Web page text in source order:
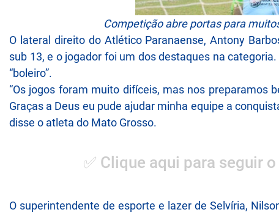
Competição abre portas para
O lateral direito do Atlético Paranaense, Antony
sub 13, e o jogador foi um dos destaques na
“boleiro”.
“Os jogos foram muito difíceis, mas nos preparamos
Graças a Deus eu pude ajudar minha equipe a
disse o atleta do Mato Grosso.
✅ Clique aqui para seguir
O superintendente de esporte e lazer de Selvíria,